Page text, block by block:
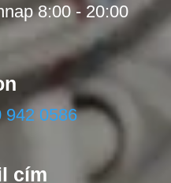
8:00 - 20:00
942 0586
cím